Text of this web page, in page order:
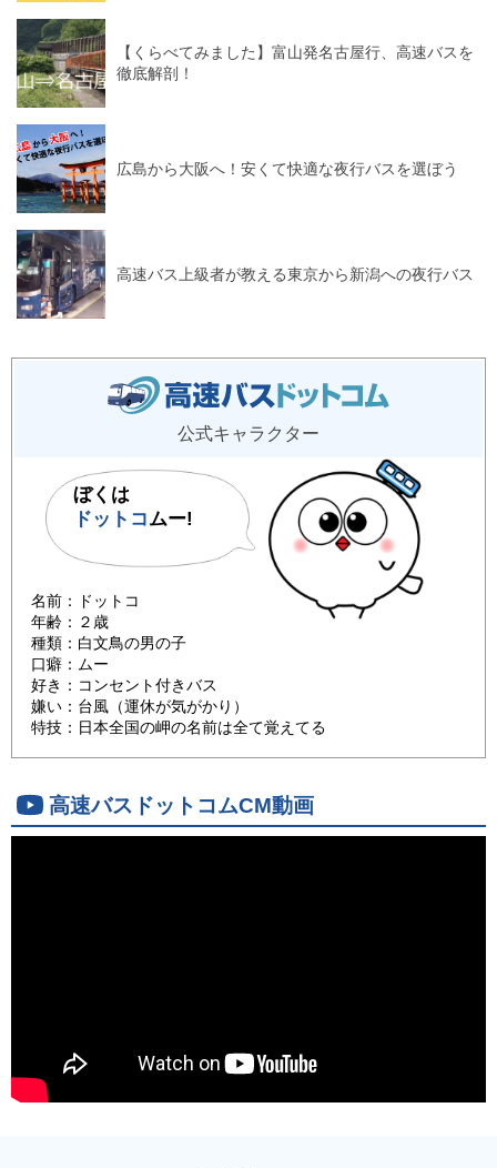
【くらべてみました】富山発名古屋行、高速バスを
徹底解剖！
広島から大阪へ！安くて快適な夜行バスを選ぼう
高速バス上級者が教える東京から新潟への夜行バス
公式キャラクター
ぼくは
ドットコムー!
名前：ドットコ
年齢：２歳
種類：白文鳥の男の子
口癖：ムー
好き：コンセント付きバス
嫌い：台風（運休が気がかり）
特技：日本全国の岬の名前は全て覚えてる
高速バスドットコムCM動画